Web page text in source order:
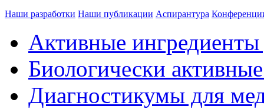
Наши разработки Наши публикации Аспирантура
Активные
Биологически
Диагностикумы для